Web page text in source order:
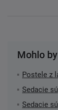
Mohlo
Postele z
Sedacie
Sedacie